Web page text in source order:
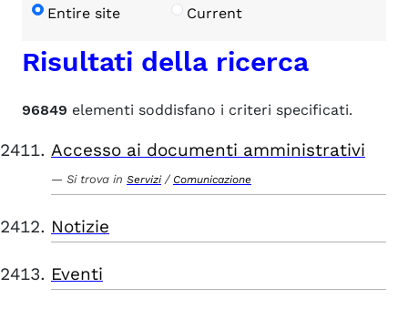
Entire site Current
Risultati della ricerca
96849 elementi soddisfano i criteri specificati.
Accesso ai documenti amministrativi
Si trova in Servizi / Comunicazione
Notizie
Eventi